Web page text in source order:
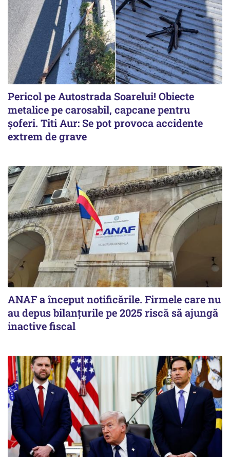
Pericol pe Autostrada Soarelui! Obiecte
metalice pe carosabil, capcane pentru
șoferi. Titi Aur: Se pot provoca accidente
extrem de grave
ANAF a început notificările. Firmele care nu
au depus bilanțurile pe 2025 riscă să ajungă
inactive fiscal